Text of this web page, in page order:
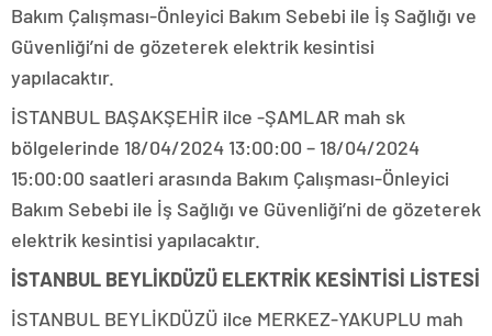
Bakım Çalışması-Önleyici Bakım Sebebi ile İş Sağlığı ve
Güvenliği’ni de gözeterek elektrik kesintisi
yapılacaktır.
İSTANBUL BAŞAKŞEHİR ilce -ŞAMLAR mah sk
bölgelerinde 18/04/2024 13:00:00 – 18/04/2024
15:00:00 saatleri arasında Bakım Çalışması-Önleyici
Bakım Sebebi ile İş Sağlığı ve Güvenliği’ni de gözeterek
elektrik kesintisi yapılacaktır.
İSTANBUL BEYLİKDÜZÜ ELEKTRİK KESİNTİSİ LİSTESİ
İSTANBUL BEYLİKDÜZÜ ilce MERKEZ-YAKUPLU mah